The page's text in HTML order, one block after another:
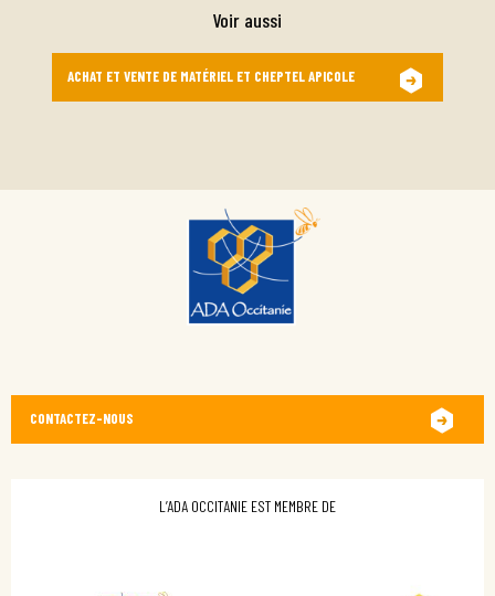
Voir aussi
ACHAT ET VENTE DE MATÉRIEL ET CHEPTEL APICOLE
CONTACTEZ-NOUS
L’ADA OCCITANIE EST MEMBRE DE